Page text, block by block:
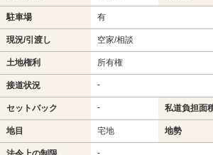
駐車場 有
現況/引渡し 空家/相談
土地権利 所有権
接道状況 -
セットバック - 私道負担面
地目 宅地 地勢
-